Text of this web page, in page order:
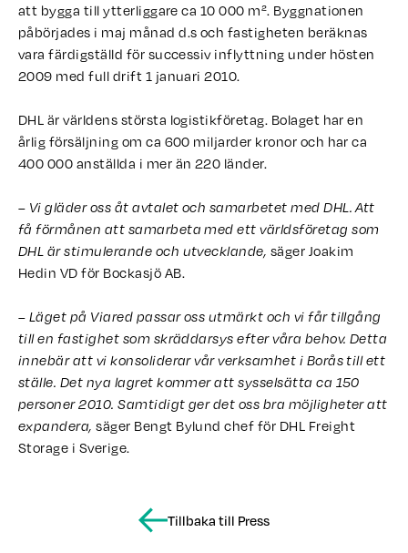
att bygga till ytterliggare ca 10 000 m². Byggnationen
påbörjades i maj månad d.s och fastigheten beräknas
vara färdigställd för successiv inflyttning under hösten
2009 med full drift 1 januari 2010.
DHL är världens största logistikföretag. Bolaget har en
årlig försäljning om ca 600 miljarder kronor och har ca
400 000 anställda i mer än 220 länder.
– Vi gläder oss åt avtalet och samarbetet med DHL. Att
få förmånen att samarbeta med ett världsföretag som
DHL är stimulerande och utvecklande, säger Joakim
Hedin VD för Bockasjö AB.
– Läget på Viared passar oss utmärkt och vi får tillgång
till en fastighet som skräddarsys efter våra behov. Detta
innebär att vi konsoliderar vår verksamhet i Borås till ett
ställe. Det nya lagret kommer att sysselsätta ca 150
personer 2010. Samtidigt ger det oss bra möjligheter att
expandera, säger Bengt Bylund chef för DHL Freight
Storage i Sverige.
Tillbaka till Press